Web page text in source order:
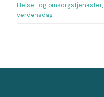
Helse- og omsorgstjenester,
verdensdag